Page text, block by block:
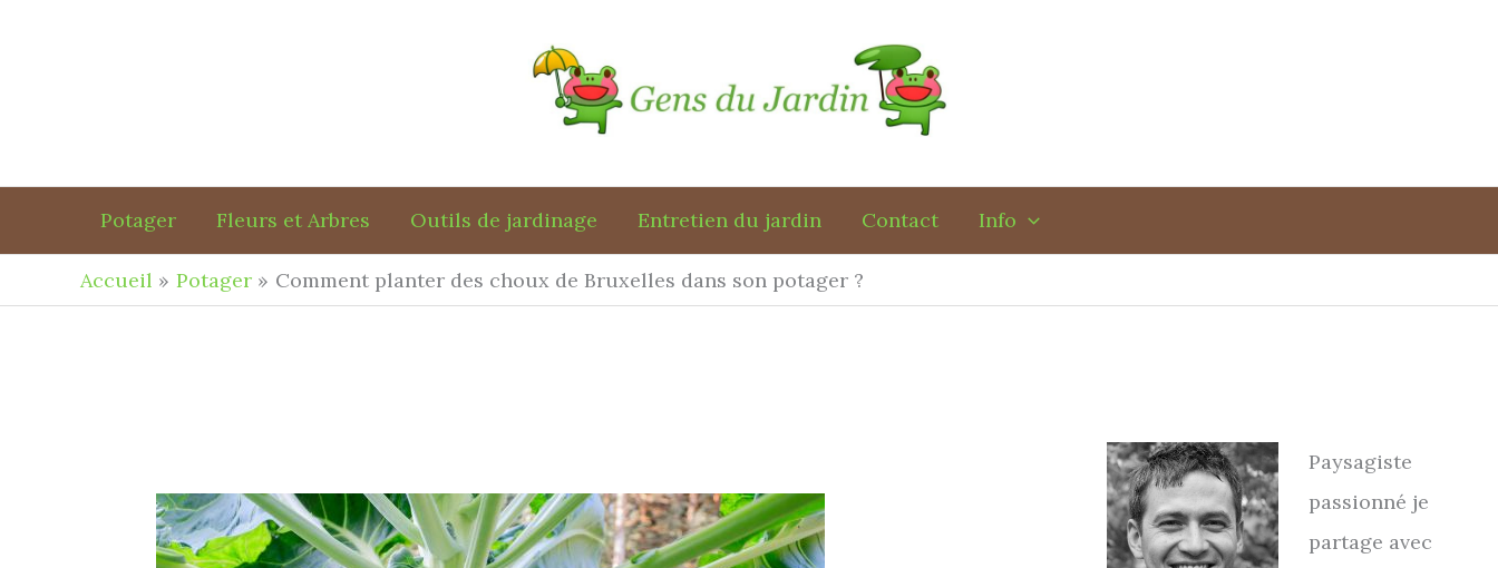
Potager Fleurs et Arbres Outils de jardinage Entretien du jardin Contact Info
Accueil Potager Comment planter des choux de Bruxelles dans son potager ?
Paysagiste
passionné je
partage avec